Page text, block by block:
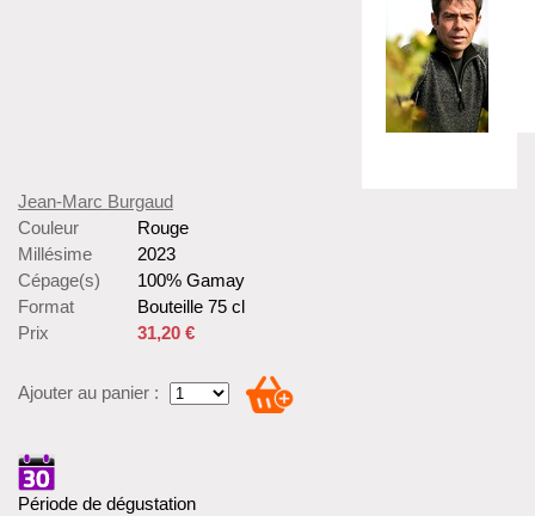
Jean-Marc Burgaud
Couleur
Rouge
Millésime
2023
Cépage(s)
100% Gamay
Format
Bouteille 75 cl
Prix
31,20 €
Ajouter au panier :
Période de dégustation